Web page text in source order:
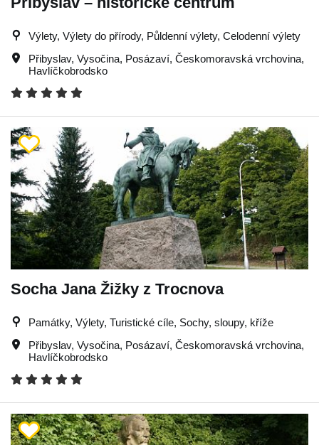
Výlety, Výlety do přírody, Půldenní výlety, Celodenní výlety
Přibyslav, Vysočina, Posázaví, Českomoravská vrchovina,
Havlíčkobrodsko
Socha Jana Žižky z Trocnova
Památky, Výlety, Turistické cíle, Sochy, sloupy, kříže
Přibyslav, Vysočina, Posázaví, Českomoravská vrchovina,
Havlíčkobrodsko